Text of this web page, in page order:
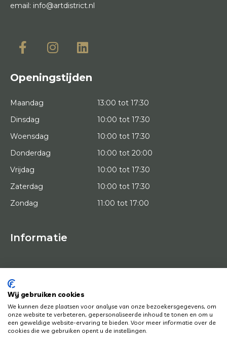
email: info@artdistrict.nl
Openingstijden
Maandag
13:00 tot 17:30
Dinsdag
10:00 tot 17:30
Woensdag
10:00 tot 17:30
Donderdag
10:00 tot 20:00
Vrijdag
10:00 tot 17:30
Zaterdag
10:00 tot 17:30
Zondag
11:00 tot 17:00
Informatie
KUNSTENAARS
KUNSTWERKEN
HOE WERKT HET
NEWS
CONTACT
Wij gebruiken cookies
We kunnen deze plaatsen voor analyse van onze bezoekersgegevens, om
onze website te verbeteren, gepersonaliseerde inhoud te tonen en om u
een geweldige website-ervaring te bieden. Voor meer informatie over de
cookies die we gebruiken opent u de instellingen.